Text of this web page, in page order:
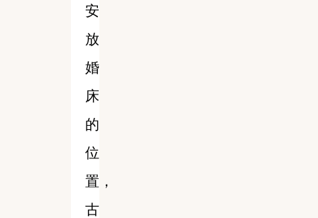
安
放
婚
床
的
位
置，
古